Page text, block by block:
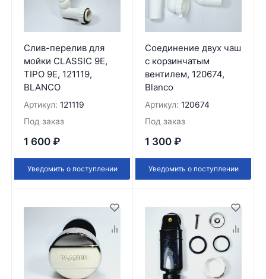
Слив-перелив для
мойки CLASSIC 9E,
TIPO 9E, 121119,
BLANCO
Артикул: 121119
Под заказ
1 600 ₽
Уведомить о поступлении
Соединение двух чаш
с корзинчатым
вентилем, 120674,
Blanco
Артикул: 120674
Под заказ
1 300 ₽
Уведомить о поступлении